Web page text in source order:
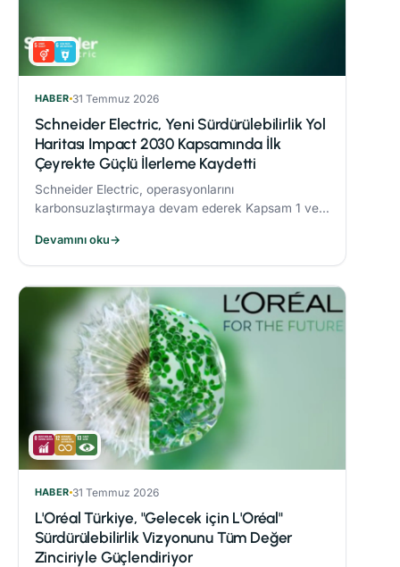
HABER 31 Temmuz 2026
Schneider Electric, Yeni Sürdürülebilirlik Yol
Haritası Impact 2030 Kapsamında İlk
Çeyrekte Güçlü İlerleme Kaydetti
Schneider Electric, operasyonlarını
karbonsuzlaştırmaya devam ederek Kapsam 1 ve 2
azalttı.
Devamını oku→
HABER 31 Temmuz 2026
L'Oréal Türkiye, "Gelecek için L'Oréal"
Sürdürülebilirlik Vizyonunu Tüm Değer
Zinciriyle Güçlendiriyor